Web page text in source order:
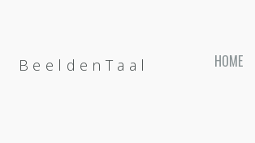
BeeldenTaal HOME